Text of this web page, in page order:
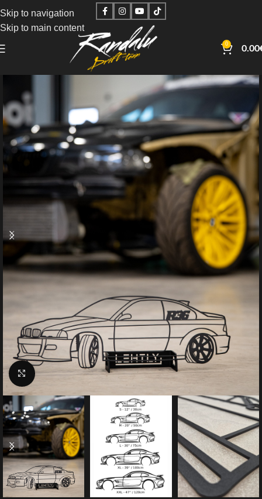
Skip to navigation
Skip to main content
0 0.00
Suurenda